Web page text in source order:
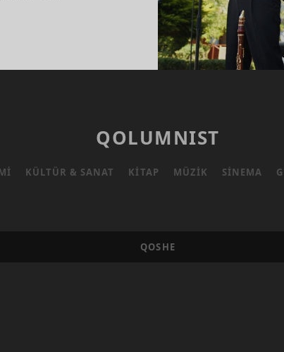
QOLUMNIST
KÜLTÜR & SANAT KITAP MÜZIK SINEMA
QOSHE